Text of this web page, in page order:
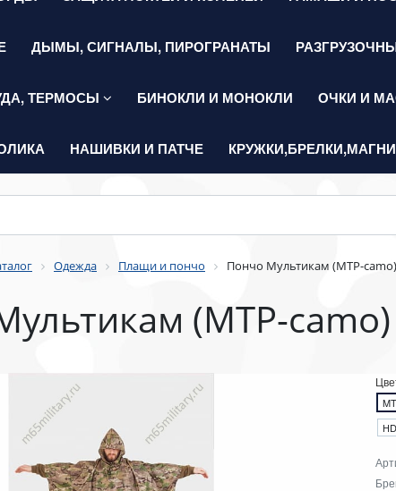
ДЫМЫ, СИГНАЛЫ, ПИРОГРАНАТЫ
ТЕРМОСЫ БИНОКЛИ И МОНОКЛИ ОЧКИ И
НАШИВКИ И ПАТЧЕ
Одежда Плащи и пончо Пончо Мультикам (MTP-
(MTP-